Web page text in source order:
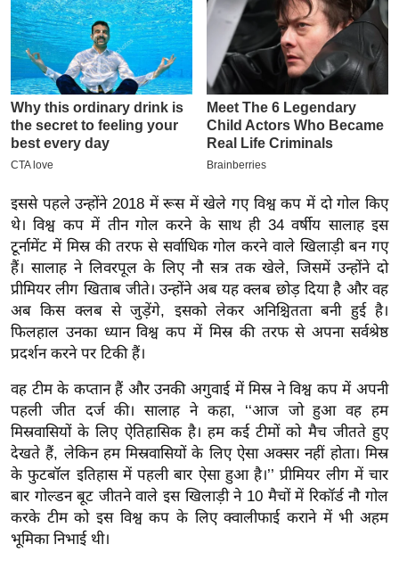
इ
म
-
पे
प
र
मि
सा
ल
बे
मि
सा
ल
श
ख्सि
य
त
यं
ग
इं
डि
इससे पहले उन्होंने 2018 में रूस में खेले गए विश्व कप में दो गोल किए
थे। विश्व कप में तीन गोल करने के साथ ही 34 वर्षीय सालाह इस
टूर्नामेंट में मिस्र की तरफ से सर्वाधिक गोल करने वाले खिलाड़ी बन गए
हैं। सालाह ने लिवरपूल के लिए नौ सत्र तक खेले, जिसमें उन्होंने दो
प्रीमियर लीग खिताब जीते। उन्होंने अब यह क्लब छोड़ दिया है और वह
अब किस क्लब से जुड़ेंगे, इसको लेकर अनिश्चितता बनी हुई है।
फिलहाल उनका ध्यान विश्व कप में मिस्र की तरफ से अपना सर्वश्रेष्ठ
प्रदर्शन करने पर टिकी हैं।
वह टीम के कप्तान हैं और उनकी अगुवाई में मिस्र ने विश्व कप में अपनी
पहली जीत दर्ज की। सालाह ने कहा, ‘‘आज जो हुआ वह हम
मिस्रवासियों के लिए ऐतिहासिक है। हम कई टीमों को मैच जीतते हुए
देखते हैं, लेकिन हम मिस्रवासियों के लिए ऐसा अक्सर नहीं होता। मिस्र
के फुटबॉल इतिहास में पहली बार ऐसा हुआ है।’’ प्रीमियर लीग में चार
बार गोल्डन बूट जीतने वाले इस खिलाड़ी ने 10 मैचों में रिकॉर्ड नौ गोल
करके टीम को इस विश्व कप के लिए क्वालीफाई कराने में भी अहम
भूमिका निभाई थी।